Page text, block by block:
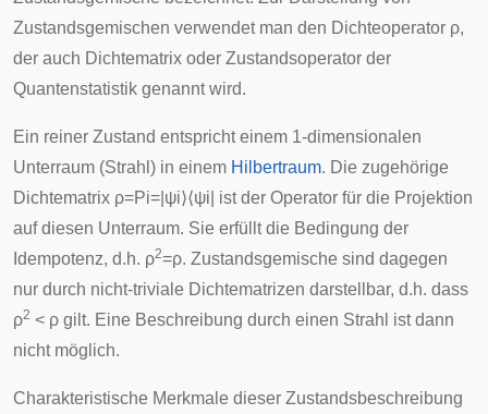
Zustandsgemischen verwendet man den Dichteoperator ρ,
der auch Dichtematrix oder Zustandsoperator der
Quantenstatistik genannt wird.
Ein reiner Zustand entspricht einem 1-dimensionalen
Unterraum (Strahl) in einem Hilbertraum. Die zugehörige
Dichtematrix ρ=Pi= ψi⟩⟨ψi ist der Operator für die Projektion
auf diesen Unterraum. Sie erfüllt die Bedingung der
Idempotenz, d.h. ρ2=ρ. Zustandsgemische sind dagegen
nur durch nicht-triviale Dichtematrizen darstellbar, d.h. dass
ρ2 < ρ gilt. Eine Beschreibung durch einen Strahl ist dann
nicht möglich.
Charakteristische Merkmale dieser Zustandsbeschreibung